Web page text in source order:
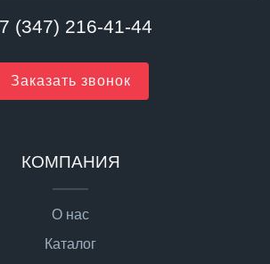
(347) 216-41-44
Заказать звонок
КОМПАНИЯ
О нас
Каталог